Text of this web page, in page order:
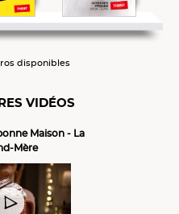
disponibles
VIDÉOS
Maison - La
Mère